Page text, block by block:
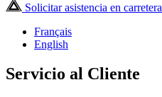
Solicitar asistencia en carretera
Français
English
Servicio al Cliente